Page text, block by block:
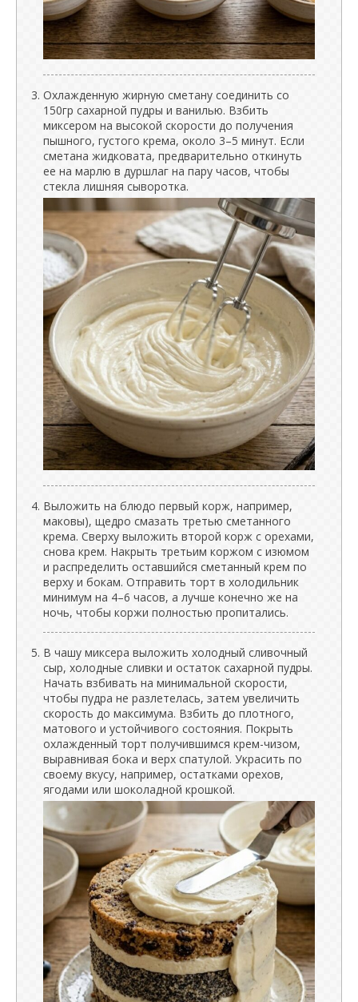
Охлажденную жирную сметану соединить со
150гр сахарной пудры и ванилью. Взбить
миксером на высокой скорости до получения
пышного, густого крема, около 3–5 минут. Если
сметана жидковата, предварительно откинуть
ее на марлю в дуршлаг на пару часов, чтобы
стекла лишняя сыворотка.
Выложить на блюдо первый корж, например,
маковы), щедро смазать третью сметанного
крема. Сверху выложить второй корж с орехами,
снова крем. Накрыть третьим коржом с изюмом
и распределить оставшийся сметанный крем по
верху и бокам. Отправить торт в холодильник
минимум на 4–6 часов, а лучше конечно же на
ночь, чтобы коржи полностью пропитались.
В чашу миксера выложить холодный сливочный
сыр, холодные сливки и остаток сахарной пудры.
Начать взбивать на минимальной скорости,
чтобы пудра не разлетелась, затем увеличить
скорость до максимума. Взбить до плотного,
матового и устойчивого состояния. Покрыть
охлажденный торт получившимся крем-чизом,
выравнивая бока и верх спатулой. Украсить по
своему вкусу, например, остатками орехов,
ягодами или шоколадной крошкой.